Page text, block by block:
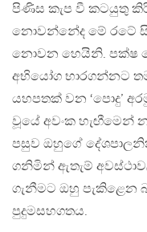
පිණිස කැප වී කටයුතු
නොවන්නේද මේ රටේ
නොවන හෙයිනි. පක්ෂ
අභියෝග භාරගන්නට
යහපතක් වන ‘පොදු’
වූයේ අවංක හැඟීමෙන්
පසුව ඔහුගේ
ගනිමින් ඇතැම්
ගැනීමට ඔහු පැකිළෙන
පුදුමසහගතය.